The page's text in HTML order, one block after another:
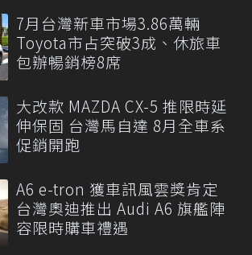
7月台灣新車市場3.86萬輛
Toyota市占突破3成、休旅車
包辦暢銷榜8席
大改款 MAZDA CX-5 推限時延
伸保固 台灣馬自達 8月全車系
促銷開跑
A6 e-tron 獲車訊風雲獎肯定
台灣奧迪推出 Audi A6 旗艦陣
容限時購車禮遇